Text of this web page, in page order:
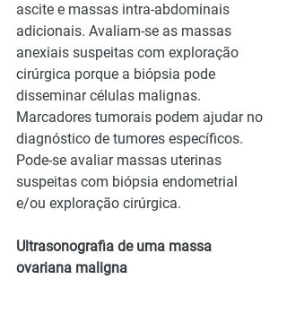
ascite e massas intra-abdominais
adicionais. Avaliam-se as massas
anexiais suspeitas com exploração
cirúrgica porque a biópsia pode
disseminar células malignas.
Marcadores tumorais podem ajudar no
diagnóstico de tumores específicos.
Pode-se avaliar massas uterinas
suspeitas com biópsia endometrial
e/ou exploração cirúrgica.
Ultrasonografia de uma massa
ovariana maligna